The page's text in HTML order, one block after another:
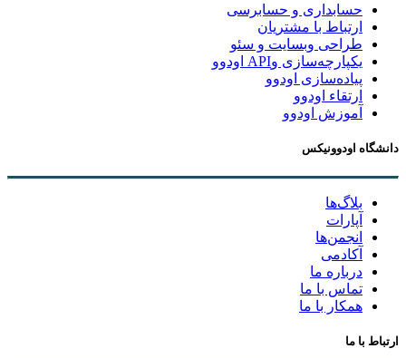
حسابداری و حسابرسی
ارتباط با مشتریان
طراحی وبسایت و سئو
یکپارچه‌سازی وAPI اودوو
پیاده‌سازی اودوو
ارتقاء اودوو
آموزش اودوو
دانشگاه اودوونیکس
بلاگ‌ها
آپارات
انجمن‌ها
آکادمی
درباره ما
تماس با ما
همکار با ما
ارتباط با ما